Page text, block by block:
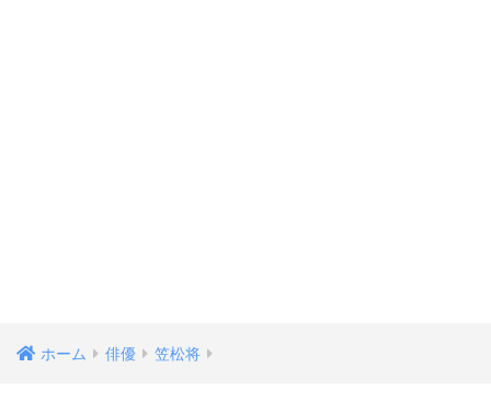
ホーム 俳優 笠松将